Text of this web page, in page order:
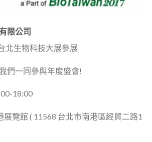
限公司
北生物科技大展參展
們一同參與年度盛會!
18:00
展覽館 ( 11568 台北市南港區經貿二路1